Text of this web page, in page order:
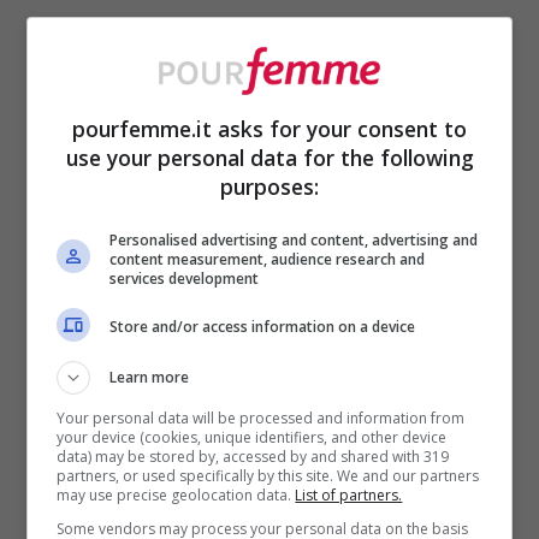
dobbiamo mai dimenticare è l’amore da
riservare al nostro corpo, che ha accolto
una nuova vita e ha subito uno stress
partum è determinante iniziare
gradualmente con piccoli esercizi
comprese brevi passeggiate, come già
indicato.
Inoltre, man mano che si va avanti in
questo percorso, si può passare ad
pourfemme.it asks for your consent to
use your personal data for the following
purposes:
Personalised advertising and content, advertising and
content measurement, audience research and
services development
Store and/or access information on a device
Learn more
Your personal data will be processed and information from
your device (cookies, unique identifiers, and other device
data) may be stored by, accessed by and shared with 319
partners, or used specifically by this site. We and our partners
may use precise geolocation data. List of partners.
Some vendors may process your personal data on the basis